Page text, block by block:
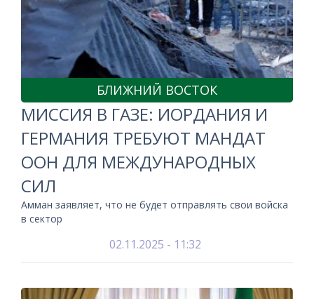
БЛИЖНИЙ ВОСТОК
МИССИЯ В ГАЗЕ: ИОРДАНИЯ И
ГЕРМАНИЯ ТРЕБУЮТ МАНДАТ
ООН ДЛЯ МЕЖДУНАРОДНЫХ
СИЛ
Амман заявляет, что не будет отправлять свои войска
в сектор
02.11.2025 - 11:32